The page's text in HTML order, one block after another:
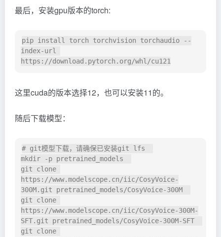
最后，安装gpu版本的torch:
pip install torch torchvision torchaudio --
index-url
这里cuda的版本选择12，也可以安装11的。
随后下载模型：
# git模型下载，请确保已安装git lfs
mkdir -p pretrained_models
git clone
https://www.modelscope.cn/iic/CosyVoice-
300M.git pretrained_models/CosyVoice-300M
git clone
https://www.modelscope.cn/iic/CosyVoice-300M-
SFT.git pretrained_models/CosyVoice-300M-SFT
git clone